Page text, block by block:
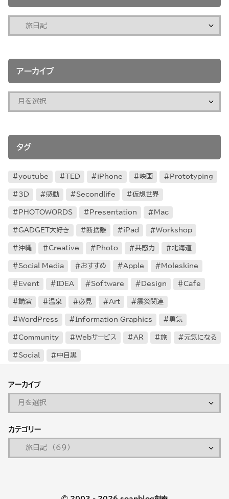
アーカイブ
タグ
youtube TED iPhone 映画 Prototyping
3D 感動 Secondlife 仮想世界
PHOTOWORDS Presentation Mac
GADGET大好き 断捨離 iPad Workshop
沖縄 Creative Photo 共感力 北海道
Social Media おすすめ Apple Moleskine
Event IDEA Software Design Cafe
講演 温泉 必見 Art 震災関連
WordPress Information Graphics 勇気
Community Webサービス AR 旅 元気になる
Social 中目黒
アーカイブ
カテゴリー